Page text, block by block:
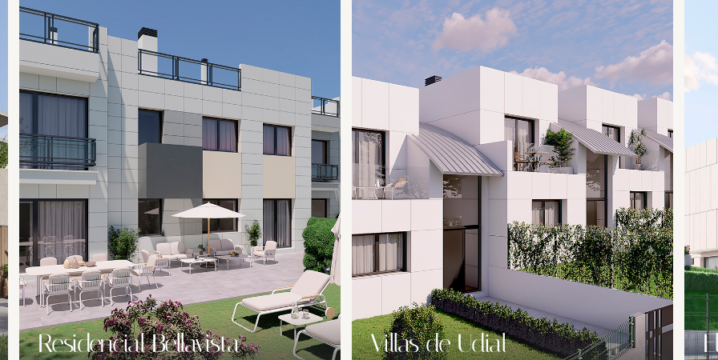
Villas de Udial El Tejo